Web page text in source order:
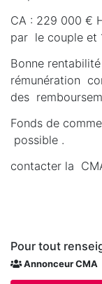
CA : 229 000 €
par le couple et
Bonne
rémunération
des
Fonds de
possible .
contacter la
Pour tout
Annonceur CMA